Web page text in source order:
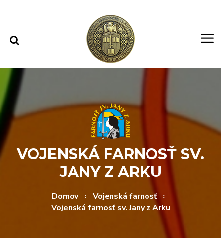
VOJENSKÁ FARNOSŤ SV.
JANY Z ARKU
Domov
Vojenská farnosť
Vojenská farnosť sv. Jany z Arku